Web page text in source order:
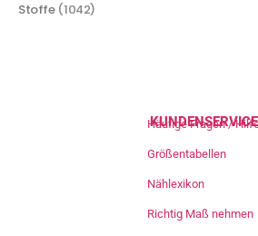
Stoffe (1042)
KUNDENSERVICE
Häufige Fragen /
Größentabellen
Nählexikon
Richtig Maß nehmen